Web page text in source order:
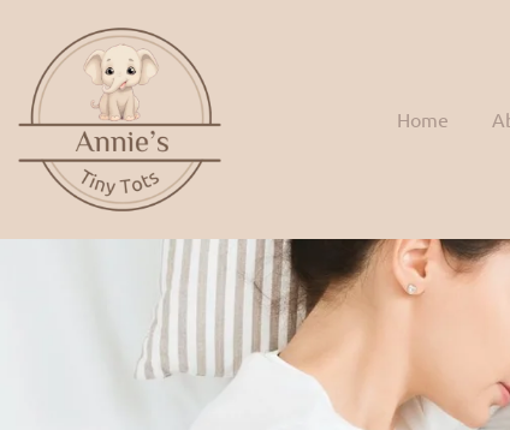
Home